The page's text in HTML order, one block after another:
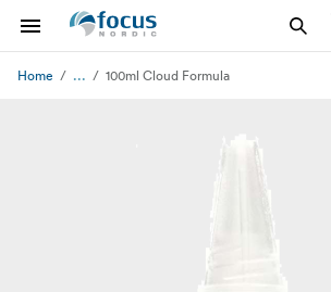
Home ... 100ml Cloud Formula